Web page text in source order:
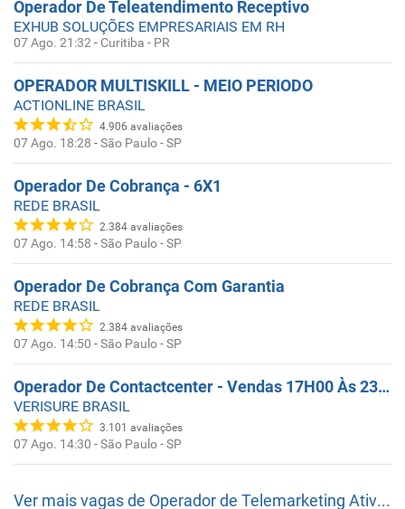
Operador De Teleatendimento Receptivo
EXHUB SOLUÇÕES EMPRESARIAIS EM RH
07 Ago. 21:32- Curitiba - PR
OPERADOR MULTISKILL - MEIO PERIODO
ACTIONLINE BRASIL
4.906 avaliações
07 Ago. 18:28 -São Paulo - SP
Operador De Cobrança - 6X1
REDE BRASIL
2.384 avaliações
07 Ago. 14:58 -São Paulo - SP
Operador De Cobrança Com Garantia
REDE BRASIL
2.384 avaliações
07 Ago. 14:50 -São Paulo - SP
Operador De Contactcenter - Vendas 17H00 Às 23H00
VERISURE BRASIL
3.101 avaliações
07 Ago. 14:30 -São Paulo - SP
Ver mais vagas de Operador de Telemarketing Ativo e Receptivo